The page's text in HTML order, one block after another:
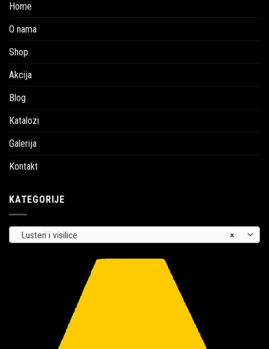
Home
O nama
Shop
Akcija
Blog
Katalozi
Galerija
Kontakt
KATEGORIJE
×
Lusteri i visilice